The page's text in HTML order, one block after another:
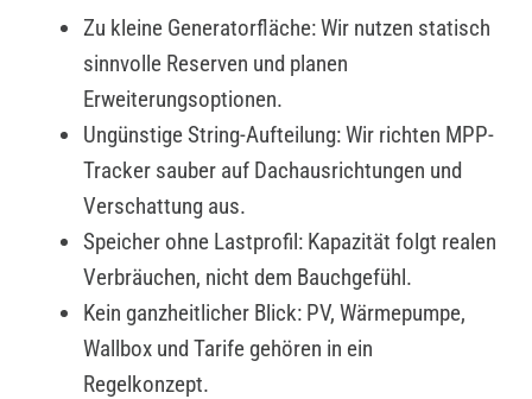
Zu kleine Generatorfläche: Wir nutzen statisch
sinnvolle Reserven und planen
Erweiterungsoptionen.
Ungünstige String-Aufteilung: Wir richten MPP-
Tracker sauber auf Dachausrichtungen und
Verschattung aus.
Speicher ohne Lastprofil: Kapazität folgt realen
Verbräuchen, nicht dem Bauchgefühl.
Kein ganzheitlicher Blick: PV, Wärmepumpe,
Wallbox und Tarife gehören in ein
Regelkonzept.